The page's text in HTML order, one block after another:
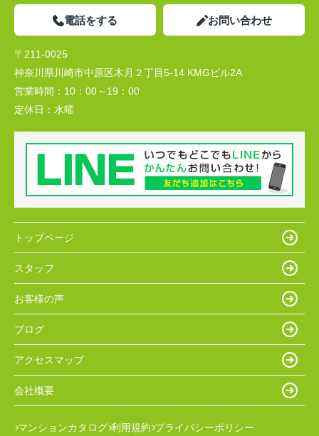
電話をする お問い合わせ
〒211-0025
神奈川県川崎市中原区木月２丁目5-14 KMGビル2A
営業時間： 10：00～19：00
定休日： 水曜
トップページ
スタッフ
お客様の声
ブログ
アクセスマップ
会社概要
マンションカタログ 利用規約 プライバシーポリシー